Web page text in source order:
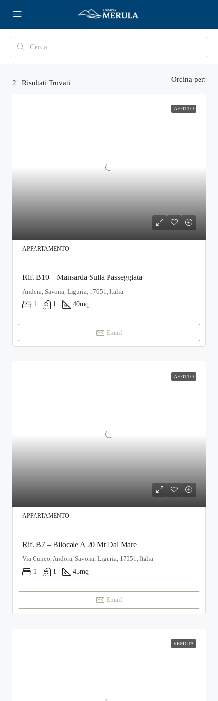
21 Risultati Trovati Ordina per:
AFFITTO
APPARTAMENTO
Rif. B10 – Mansarda Sulla Passeggiata
Andora, Savona, Liguria, 17051, Italia
1
1 40mq
Email
AFFITTO
APPARTAMENTO
Rif. B7 – Bilocale A 20 Mt Dal Mare
Via Cuneo, Andora, Savona, Liguria, 17051, Italia
1
1 45mq
Email
VENDITA